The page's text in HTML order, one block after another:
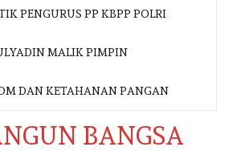
PENGURUS PP KBPP POLRI
MALIK PIMPIN
DAN KETAHANAN PANGAN
BANGSA